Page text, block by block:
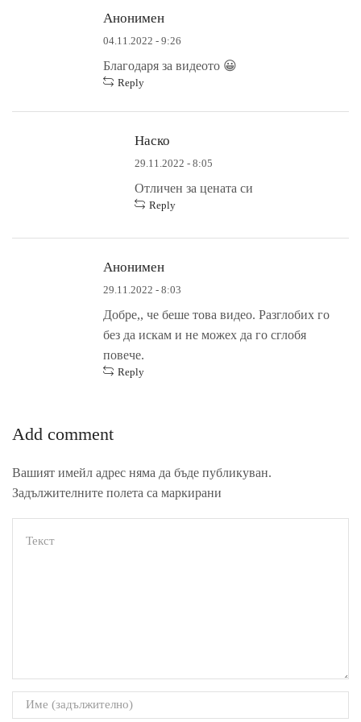
Анонимен
04.11.2022 - 9:26
Благодаря за видеото 😀
Reply
Наско
29.11.2022 - 8:05
Отличен за цената си
Reply
Анонимен
29.11.2022 - 8:03
Добре,, че беше това видео. Разглобих го
без да искам и не можех да го сглобя
повече.
Reply
Add comment
Вашият имейл адрес няма да бъде публикуван.
Задължителните полета са маркирани